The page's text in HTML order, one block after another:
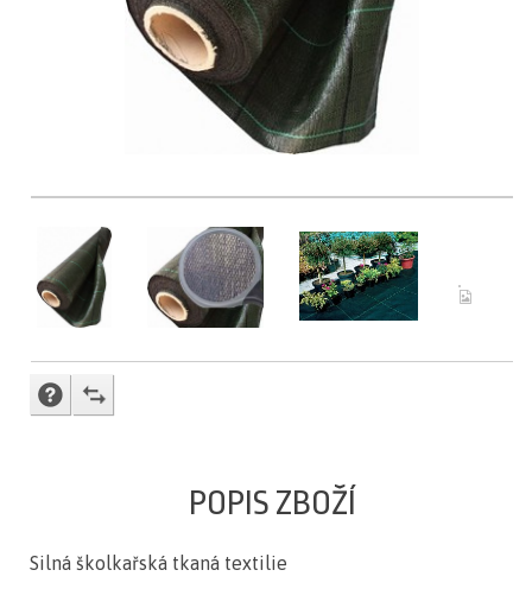
DOTAZ PRODAVAČI
POPIS ZBOŽÍ
Silná školkařská tkaná textilie